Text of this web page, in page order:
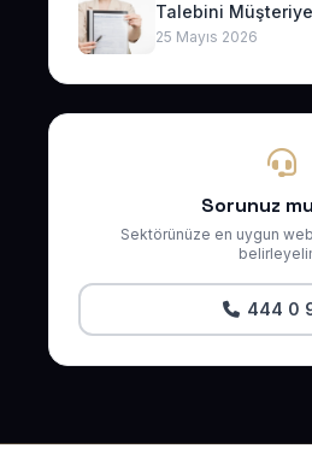
Talebini
25 Mayıs 2026
Sorunuz
Sektörünüze en uygun
444 0